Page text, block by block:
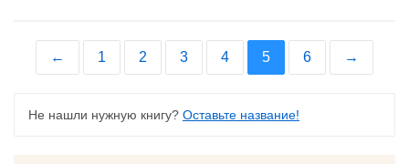
← 1 2 3 4 5 6 →
Не нашли нужную книгу? Оставьте название!